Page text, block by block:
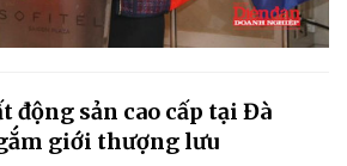
động sản cao cấp tại Đà
giới thượng lưu